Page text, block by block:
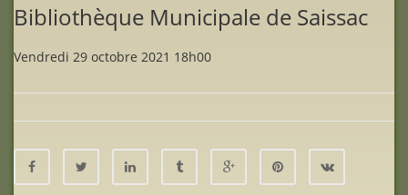
Bibliothèque Municipale de Saissac
Vendredi 29 octobre 2021 18h00